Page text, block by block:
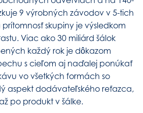
9 výrobných závodov v 5-tich
skupiny je výsledkom
Viac ako 30 miliárd šálok
každý rok je dôkazom
s cieľom aj naďalej ponúkať
vo všetkých formách so
aspekt dodávateľského reťazca,
po produkt v šálke.